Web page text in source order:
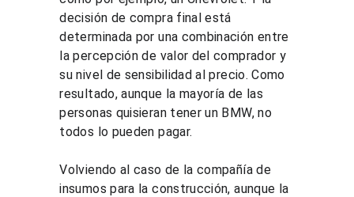
decisión de compra final está
determinada por una combinación entre
la percepción de valor del comprador y
su nivel de sensibilidad al precio. Como
resultado, aunque la mayoría de las
personas quisieran tener un BMW, no
todos lo pueden pagar.
Volviendo al caso de la compañía de
insumos para la construcción, aunque la